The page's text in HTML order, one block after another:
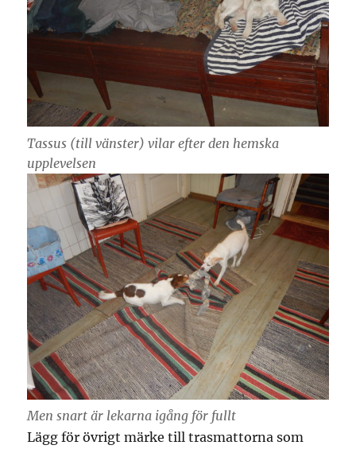
Tassus (till vänster) vilar efter den hemska
upplevelsen
Men snart är lekarna igång för fullt
Lägg för övrigt märke till trasmattorna som